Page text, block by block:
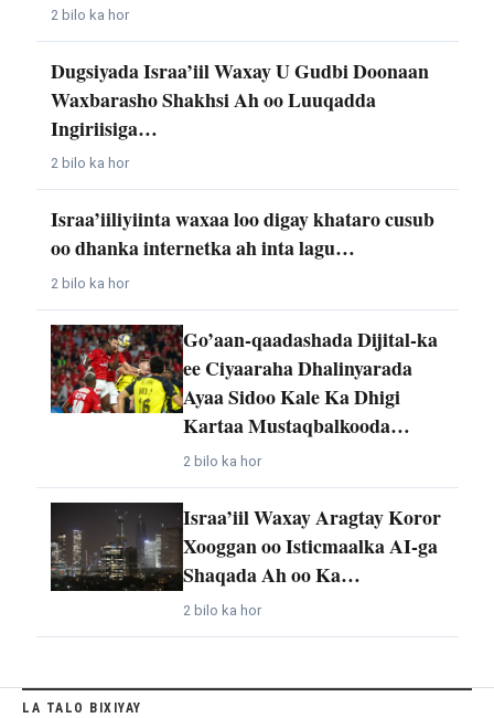
2 bilo ka hor
Dugsiyada Israa’iil Waxay U Gudbi Doonaan
Waxbarasho Shakhsi Ah oo Luuqadda
Ingiriisiga…
2 bilo ka hor
Israa’iiliyiinta waxaa loo digay khataro cusub
oo dhanka internetka ah inta lagu…
2 bilo ka hor
Go’aan-qaadashada Dijital-ka
ee Ciyaaraha Dhalinyarada
Ayaa Sidoo Kale Ka Dhigi
Kartaa Mustaqbalkooda…
2 bilo ka hor
Israa’iil Waxay Aragtay Koror
Xooggan oo Isticmaalka AI-ga
Shaqada Ah oo Ka…
2 bilo ka hor
LA TALO BIXIYAY